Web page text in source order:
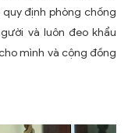
định phòng chống
và luôn đeo khẩu
mình và cộng đồng